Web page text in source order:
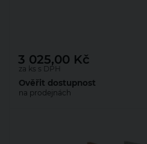
za ks s DPH
3 025,00 Kč
Ověřit dostupnost
na prodejnách